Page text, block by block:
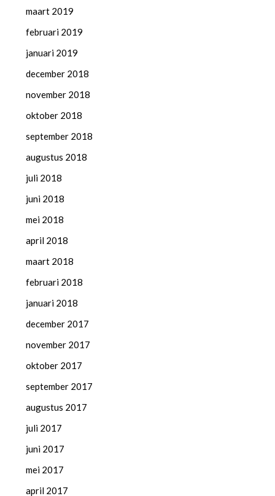
maart 2019
februari 2019
januari 2019
december 2018
november 2018
oktober 2018
september 2018
augustus 2018
juli 2018
juni 2018
mei 2018
april 2018
maart 2018
februari 2018
januari 2018
december 2017
november 2017
oktober 2017
september 2017
augustus 2017
juli 2017
juni 2017
mei 2017
april 2017